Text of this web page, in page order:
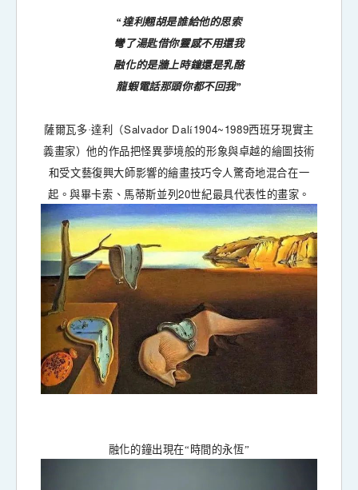
“達利翹胡是誰給他的思索
彎了湯匙借你靈感不用還我
融化的是牆上時鐘還是乳酪
龍蝦電話那頭你都不回我”
薩爾瓦多·達利（Salvador Dalí1904~1989西班牙現實主
義畫家）他的作品把怪異夢境般的形象與卓越的繪圖技術
和受文藝復興大師影響的繪畫技巧令人驚奇地混合在一
起。與畢卡索、馬蒂斯並列20世紀最具代表性的畫家。
融化的鐘出現在“時間的永恆”